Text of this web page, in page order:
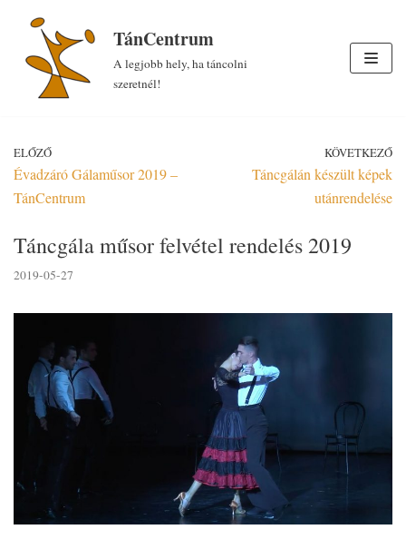
Skip
content
TánCentrum
A legjobb hely, ha táncolni
szeretnél!
ELŐZŐ
Évadzáró Gálaműsor 2019 –
TánCentrum
KÖVETKEZŐ
Táncgálán készült képek
utánrendelése
Táncgála műsor felvétel rendelés 2019
2019-05-27